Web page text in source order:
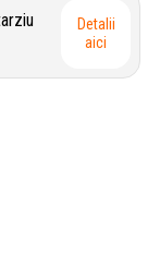
Detalii
aici